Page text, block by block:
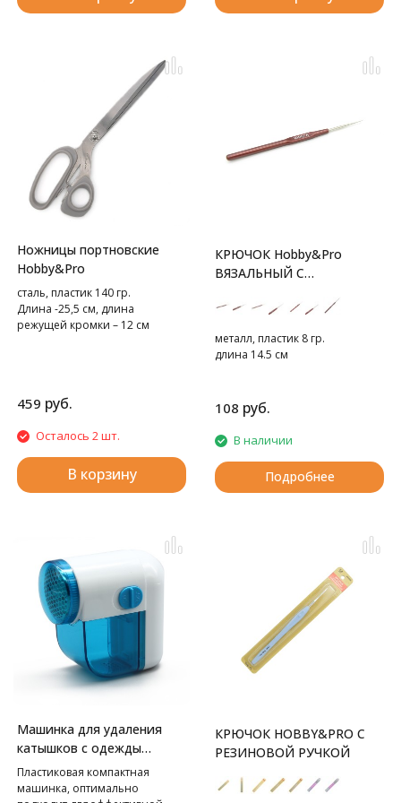
Ножницы портновские
Hobby&Pro
сталь, пластик 140 гр.
Длина -25,5 см, длина
режущей кромки – 12 см
459 руб.
Осталось 2 шт.
В корзину
КРЮЧОК Hobby&Pro
ВЯЗАЛЬНЫЙ С
металл, пластик 8 гр.
длина 14.5 см
108 руб.
В наличии
Подробнее
Машинка для удаления
катышков с одежды
Hobby&Pro
Пластиковая компактная
машинка, оптимально
КРЮЧОК HOBBY&PRO С
РЕЗИНОВОЙ РУЧКОЙ